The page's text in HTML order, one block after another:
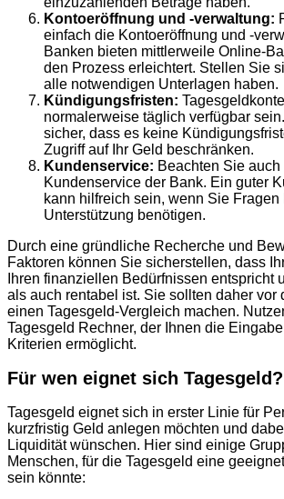
Kontoeröffnung und -verwaltung:
einfach die Kontoeröffnung und -
Banken bieten mittlerweile Online-
den Prozess erleichtert. Stellen Sie
alle notwendigen Unterlagen haben.
Kündigungsfristen:
normalerweise täglich verfügbar
sicher, dass es keine
Zugriff auf Ihr Geld beschränken.
Kundenservice: Beachten Sie auch
Kundenservice der Bank. Ein guter
kann hilfreich sein, wenn Sie Fragen
Unterstützung benötigen.
Durch eine gründliche Recherche und
Faktoren können Sie sicherstellen, dass
Ihren finanziellen Bedürfnissen entspricht
als auch rentabel ist. Sie sollten daher vor
einen Tagesgeld-Vergleich machen.
Tagesgeld Rechner, der Ihnen die
Kriterien ermöglicht.
Für wen eignet sich Tagesgeld?
Tagesgeld eignet sich in erster Linie für
kurzfristig Geld anlegen möchten und
Liquidität wünschen. Hier sind einige
Menschen, für die Tagesgeld eine
sein könnte: